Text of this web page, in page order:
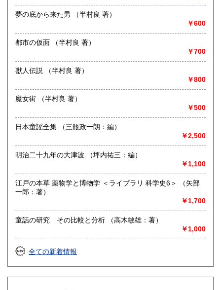
書籍の買取について夢の底から来た男 （半村良 著）
￥600
都市の仮面 （半村良 著）
￥700
獣人伝説 （半村良 著）
￥800
魔女街 （半村良 著）
￥500
日本童謡全集 （三瓶政一朗：編）
￥2,500
明治二十九年の大津波 （坪内祐三：編）
￥1,100
江戸の本草 薬物学と博物学 ＜ライブラリ 科学史6＞ （矢部
一郎：著）
￥1,700
童話の研究 その比較と分析 （高木敏雄：著）
￥1,000
全ての新着情報